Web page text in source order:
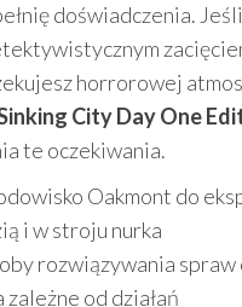
doświadczenia.
horrorowej
City Day One
te oczekiwania.
Oakmont do
i w stroju nurka
rozwiązywania spraw
zależne od działań